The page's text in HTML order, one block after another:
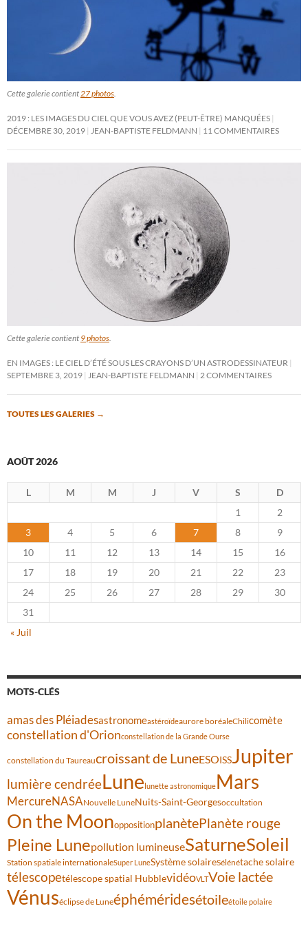
Cette galerie contient27 photos.
2019 : LES IMAGES DU CIEL QUE VOUS AVEZ (PEUT-ÊTRE) MANQUÉES
DÉCEMBRE 30, 2019 JEAN-BAPTISTE FELDMANN 11 COMMENTAIRES
Cette galerie contient 9 photos.
EN IMAGES : LE CIEL D’ÉTÉ SOUS LES CRAYONS D’UN ASTRODESSINATEUR
SEPTEMBRE 3, 2019 JEAN-BAPTISTE FELDMANN 2 COMMENTAIRES
TOUTES LES GALERIES →
AOÛT 2026
L M M J V S
D
1
2
3
4 5 6 7 8
9
10
11 12 13 14 15
16
17
18 19 20 21 22
23
24
25 26 27 28 29
30
31
« Juil
MOTS-CLÉS
amas des Pléiadesastronomeastéroïdeaurore boréaleChilicomète
constellation d'Orionconstellation de la Grande Ourse
constellation du Taureaucroissant de LuneESOISSJupiter
lumière cendréeLune lunette astronomiqueMars
MercureNASANouvelle LuneNuits-Saint-Georgesoccultation
On the MoonoppositionplanètePlanète rouge
Pleine Lunepollution lumineuseSaturneSoleil
Station spatiale internationaleSuper LuneSystème solaireSélénétache solaire
télescopetélescope spatial HubblevidéoVLTVoie lactée
Vénuséclipse de Luneéphéméridesétoileétoile polaire